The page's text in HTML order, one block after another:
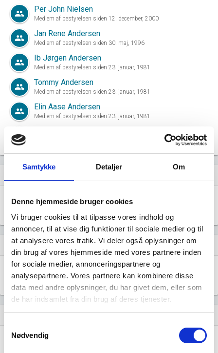
Samtykke Detaljer Om
Denne hjemmeside bruger cookies
Vi bruger cookies til at tilpasse vores indhold og
annoncer, til at vise dig funktioner til sociale medier og til
at analysere vores trafik. Vi deler også oplysninger om
din brug af vores hjemmeside med vores partnere inden
for sociale medier, annonceringspartnere og
analysepartnere. Vores partnere kan kombinere disse
data med andre oplysninger, du har givet dem, eller som
de har indsamlet fra din brug af deres tjenester.
Samtykkevalg
Nødvendig
group Per John Nielsen
Medlem af bestyrelsen siden 12. december, 2000
group Jan Rene Andersen
Medlem af bestyrelsen siden 30. maj, 1996
group Ib Jørgen Andersen
Medlem af bestyrelsen siden 23. januar, 1981
group Tommy Andersen
Medlem af bestyrelsen siden 23. januar, 1981
group Elin Aase Andersen
Medlem af bestyrelsen siden 23. januar, 1981
group Formand for bestyrelsen siden 12. september, 2023
ALEX ANDERSEN ØLUND HOLDING A/S
dashboard Virksomhedens datterselskaber
location_city ALEX ANDERSEN COOL LOGISTICS A/S
Logistikvej 25A, 5250 Odense SV
hourglass_empty Historisk udvikling af rollerne